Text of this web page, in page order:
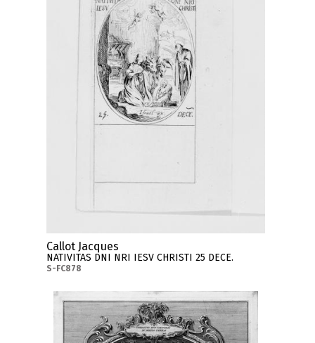
Callot Jacques
NATIVITAS DNI NRI IESV CHRISTI 25 DECE.
S-FC878